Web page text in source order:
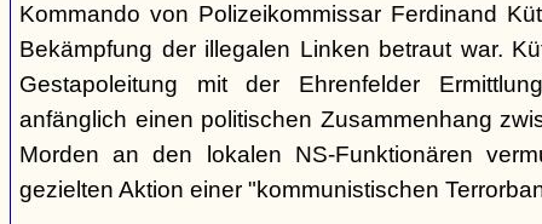
Kommando von Polizeikommissar Ferdinand
Bekämpfung der illegalen Linken betraut war.
Gestapoleitung mit der Ehrenfelder
anfänglich einen politischen Zusammenhang
Morden an den lokalen NS-Funktionären
gezielten Aktion einer "kommunistischen